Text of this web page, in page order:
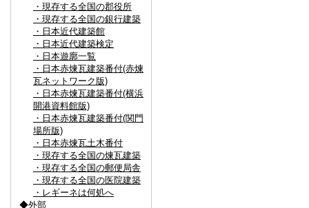
・現存する全国の郡役所
・現存する全国の銀行建築
・日本近代建築館
・日本近代建築検定
・日本遊廓一覧
・日本赤煉瓦建築番付(赤煉
瓦ネットワーク版)
・日本赤煉瓦建築番付(横浜
開港資料館版)
・日本赤煉瓦建築番付(関門
場所版)
・日本赤煉瓦土木番付
・現存する全国の煉瓦建築
・現存する全国の郵便局舎
・現存する全国の医院建築
・レギーネは何処へ
◆外部